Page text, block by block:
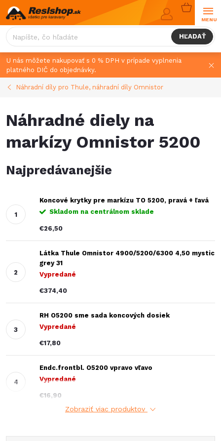
Prejsť
na
obsah
HĽADAŤ
KOŠÍK
U nás môžete nakupovať s 0 % DPH v prípade vyplnenia
platného DIČ do objednávky.
Náhradní díly pro Thule, náhradní díly Omnistor
Náhradné diely na
markízy Omnistor 5200
Najpredávanejšie
Koncové krytky pre markízu TO 5200, pravá + ľavá
Skladom na centrálnom sklade
€26,50
Látka Thule Omnistor 4900/5200/6300 4,50 mystic
grey 31
Vypredané
€374,40
RH O5200 sme sada koncových dosiek
Vypredané
€17,80
Endc.frontbl. O5200 vpravo vľavo
Vypredané
€16,90
Zobraziť viac produktov